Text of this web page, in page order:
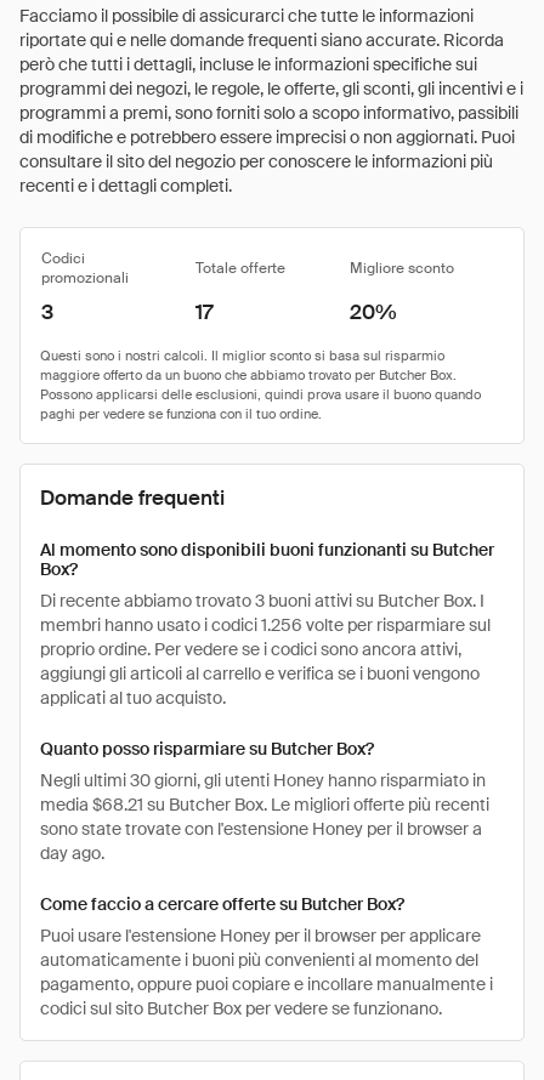
Facciamo il possibile di assicurarci che tutte le informazioni
riportate qui e nelle domande frequenti siano accurate. Ricorda
però che tutti i dettagli, incluse le informazioni specifiche sui
programmi dei negozi, le regole, le offerte, gli sconti, gli incentivi e i
programmi a premi, sono forniti solo a scopo informativo, passibili
di modifiche e potrebbero essere imprecisi o non aggiornati. Puoi
consultare il sito del negozio per conoscere le informazioni più
recenti e i dettagli completi.
Codici
promozionali
Totale offerte Migliore sconto
3 17 20%
Domande frequenti
Al momento sono disponibili buoni funzionanti su Butcher
Box?
Di recente abbiamo trovato 3 buoni attivi su Butcher Box. I
membri hanno usato i codici 1.256 volte per risparmiare sul
proprio ordine. Per vedere se i codici sono ancora attivi,
aggiungi gli articoli al carrello e verifica se i buoni vengono
applicati al tuo acquisto.
Quanto posso risparmiare su Butcher Box?
Negli ultimi 30 giorni, gli utenti Honey hanno risparmiato in
media $68.21 su Butcher Box. Le migliori offerte più recenti
sono state trovate con l'estensione Honey per il browser a
day ago.
Come faccio a cercare offerte su Butcher Box?
Puoi usare l'estensione Honey per il browser per applicare
automaticamente i buoni più convenienti al momento del
pagamento, oppure puoi copiare e incollare manualmente i
codici sul sito Butcher Box per vedere se funzionano.